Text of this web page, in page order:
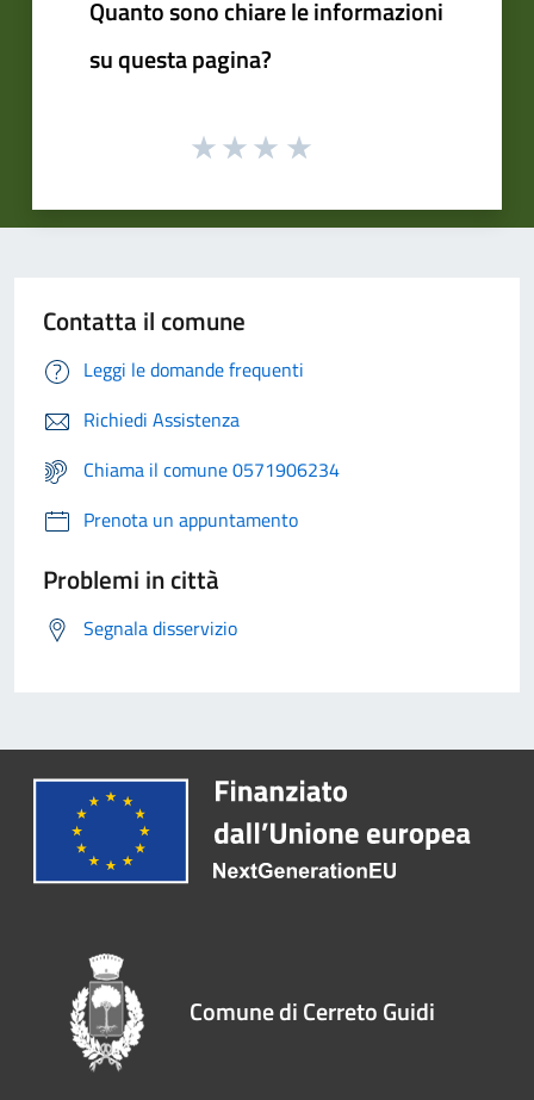
Quanto sono chiare le informazioni
su questa pagina?
Contatta il comune
Leggi le domande frequenti
Richiedi Assistenza
Chiama il comune 0571906234
Prenota un appuntamento
Problemi in città
Segnala disservizio
Comune di Cerreto Guidi